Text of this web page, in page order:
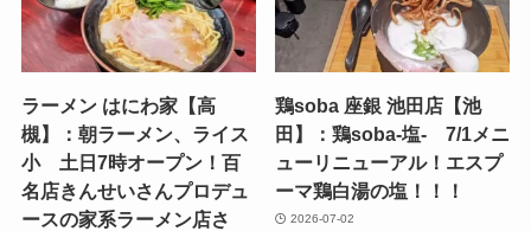
ラーメン はにわ家【高
槻】：朝ラーメン、ライス
小 土日7時オープン！百
名店きんせいさんプロデュ
ースの家系ラーメン店さ
鶏soba 座銀 池田店【池
田】：鶏soba-塩- 7/1メニ
ューリニューアル！エスプ
ーマ鶏白湯の塩！！！
2026-07-02